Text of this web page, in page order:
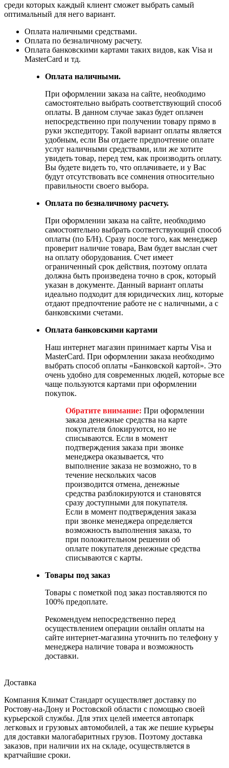
среди которых каждый клиент сможет выбрать самый
оптимальный для него вариант.
Оплата наличными средствами.
Оплата по безналичному расчету.
Оплата банковскими картами таких видов, как Visa и
MasterCard и тд.
Оплата наличными.
При оформлении заказа на сайте, необходимо
самостоятельно выбрать соответствующий способ
оплаты. В данном случае заказ будет оплачен
непосредственно при получении товару прямо в
руки экспедитору. Такой вариант оплаты является
удобным, если Вы отдаете предпочтение оплате
услуг наличными средствами, или же хотите
увидеть товар, перед тем, как производить оплату.
Вы будете видеть то, что оплачиваете, и у Вас
будут отсутствовать все сомнения относительно
правильности своего выбора.
Оплата по безналичному расчету.
При оформлении заказа на сайте, необходимо
самостоятельно выбрать соответствующий способ
оплаты (по Б/Н). Сразу после того, как менеджер
проверит наличие товара, Вам будет выслан счет
на оплату оборудования. Счет имеет
ограниченный срок действия, поэтому оплата
должна быть произведена точно в срок, который
указан в документе. Данный вариант оплаты
идеально подходит для юридических лиц, которые
отдают предпочтение работе не с наличными, а с
банковскими счетами.
Оплата банковскими картами
Наш интернет магазин принимает карты Visa и
MasterCard. При оформлении заказа необходимо
выбрать способ оплаты «Банковской картой». Это
очень удобно для современных людей, которые все
чаще пользуются картами при оформлении
покупок.
Обратите внимание: При оформлении
заказа денежные средства на карте
покупателя блокируются, но не
списываются. Если в момент
подтверждения заказа при звонке
менеджера оказывается, что
выполнение заказа не возможно, то в
течение нескольких часов
производится отмена, денежные
средства разблокируются и становятся
сразу доступными для покупателя.
Если в момент подтверждения заказа
при звонке менеджера определяется
возможность выполнения заказа, то
при положительном решении об
оплате покупателя денежные средства
списываются с карты.
Товары под заказ
Товары с пометкой под заказ поставляются по
100% предоплате.
Рекомендуем непосредственно перед
осуществлением операции онлайн оплаты на
сайте интернет-магазина уточнить по телефону у
менеджера наличие товара и возможность
доставки.
Доставка
Компания Климат Стандарт осуществляет доставку по
Ростову-на-Дону и Ростовской области с помощью своей
курьерской службы. Для этих целей имеется автопарк
легковых и грузовых автомобилей, а так же пешие курьеры
для доставки малогабаритных грузов. Поэтому доставка
заказов, при наличии их на складе, осуществляется в
кратчайшие сроки.